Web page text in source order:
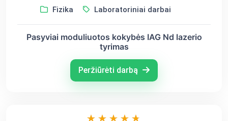
Fizika Laboratoriniai darbai
Pasyviai moduliuotos kokybės IAG Nd lazerio
tyrimas
Peržiūrėti darbą